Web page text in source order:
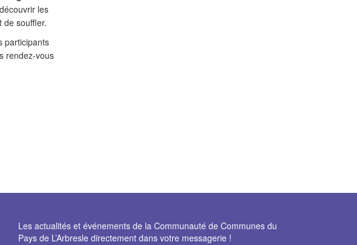
les
de souffler.
participants
rendez-vous
Les actualités et événements de la Communauté de Communes du
Pays de L’Arbresle directement dans votre messagerie !